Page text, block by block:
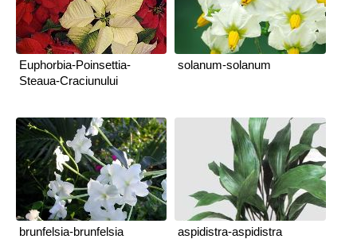
Euphorbia-Poinsettia-
Steaua-Craciunului
solanum-solanum
brunfelsia-brunfelsia aspidistra-aspidistra